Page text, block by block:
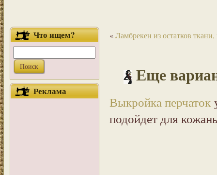
Что ищем?
Реклама
«Ламбрекен из остатков
Еще
Выкройка перчаток
подойдет для